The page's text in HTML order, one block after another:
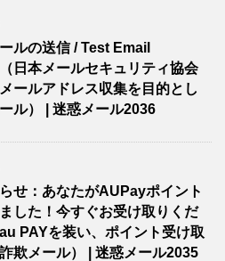
ルの送信 / Test Email
日本メールセキュリティ協会
ールアドレス収集を目的とし
ル） | 迷惑メール2036
せ：あなたがAUPayポイント
した！今すぐお受け取りくだ
PAYを装い、ポイント受け取
欺メール） | 迷惑メール2035